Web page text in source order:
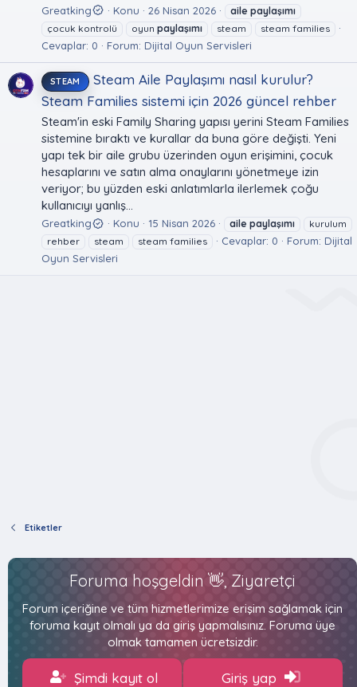
Greatking Konu 26 Nisan 2026 aile paylaşımı
çocuk kontrolü
oyun paylaşımı steam steam families
Cevaplar: 0 Forum: Dijital Oyun Servisleri
STEAM
Steam Aile Paylaşımı nasıl kurulur?
Steam Families sistemi için 2026 güncel rehber
Steam'in eski Family Sharing yapısı yerini Steam Families
sistemine bıraktı ve kurallar da buna göre değişti. Yeni
yapı tek bir aile grubu üzerinden oyun erişimini, çocuk
hesaplarını ve satın alma onaylarını yönetmeye izin
veriyor; bu yüzden eski anlatımlarla ilerlemek çoğu
kullanıcıyı yanlış...
Greatking Konu 15 Nisan 2026 aile paylaşımı
kurulum
rehber
steam steam families Cevaplar: 0 Forum: Dijital
Oyun Servisleri
Etiketler
Foruma hoşgeldin 👋, Ziyaretçi
Forum içeriğine ve tüm hizmetlerimize erişim sağlamak için
foruma kayıt olmalı ya da giriş yapmalısınız. Foruma üye
olmak tamamen ücretsizdir.
Şimdi kayıt ol Giriş yap